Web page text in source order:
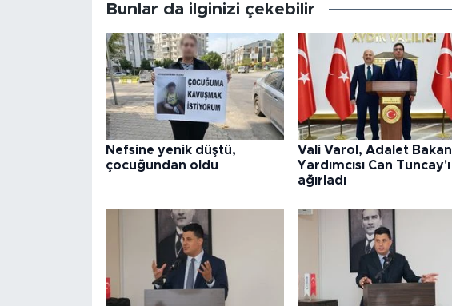
Bunlar da ilginizi çekebilir
Nefsine yenik düştü,
çocuğundan oldu
Vali Varol, Adalet Bakan
Yardımcısı Can Tuncay'ı
ağırladı